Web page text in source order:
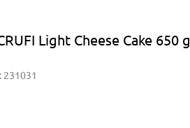
Light Cheese Cake 650 g
231031